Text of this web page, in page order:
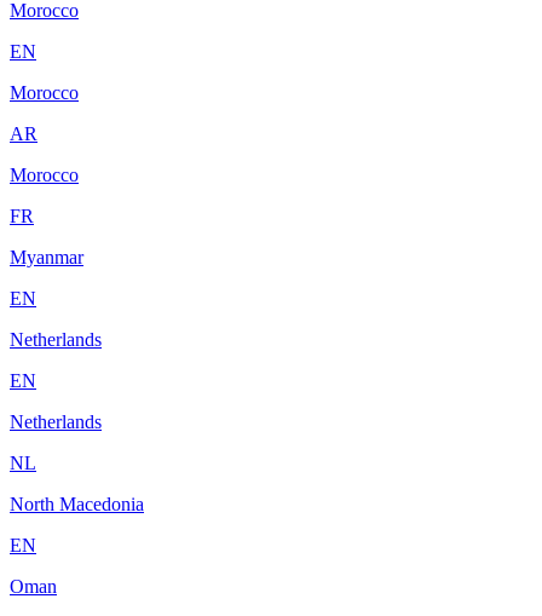
Morocco
EN
Morocco
AR
Morocco
FR
Myanmar
EN
Netherlands
EN
Netherlands
NL
North Macedonia
EN
Oman